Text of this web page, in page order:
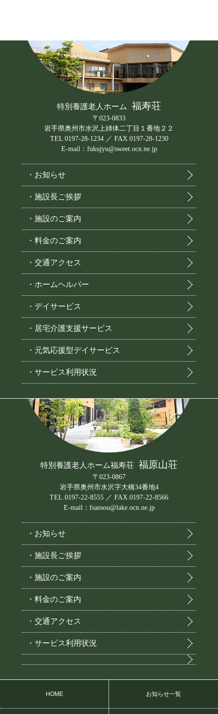
特別養護老人ホーム 福寿荘
〒023-0833
岩手県奥州市水沢上姉体二丁目１番地２２
TEL 0197-28-1234 ／ FAX 0197-28-1230
E-mail：fukujyu@sweet.ocn.ne.jp
・お知らせ
・施設長ご挨拶
・施設のご案内
・料金のご案内
・交通アクセス
・ホームヘルパー
・デイサービス
・居宅介護支援サービス
・元気応援型デイサービス
・サービス利用状況
特別養護老人ホーム福寿荘 福原山荘
〒023-0867
岩手県奥州市水沢字大橋34番地4
TEL.0197-22-8555 ／ FAX.0197-22-8566
E-mail：fsansou@lake.ocn.ne.jp
・お知らせ
・施設長ご挨拶
・施設のご案内
・料金のご案内
・交通アクセス
・サービス利用状況
HOME お知らせ一覧